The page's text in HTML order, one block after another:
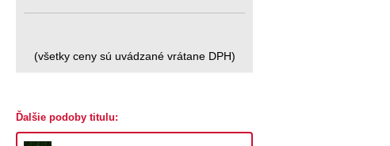
(všetky ceny sú uvádzané vrátane DPH)
Ďalšie podoby titulu: